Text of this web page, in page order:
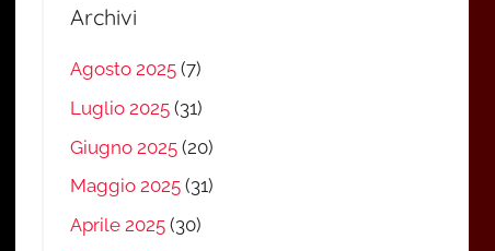
Archivi
Agosto 2025(7)
Luglio 2025(31)
Giugno 2025(20)
Maggio 2025(31)
Aprile 2025(30)